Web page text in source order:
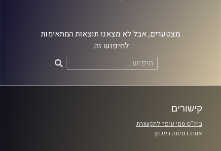
מצטערים, אבל לא מצאנו תוצאות המתאימות
לחיפוש זה.
חיפוש:
קישורים
ביה"ס סמי עופר לתקשורת
אוניברסיטת רייכמן